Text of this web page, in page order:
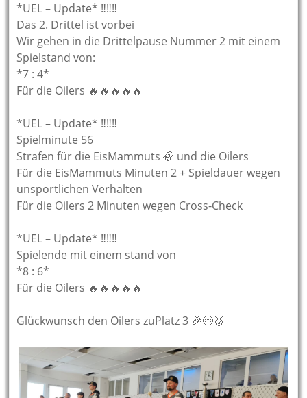
*UEL – Update* ‼️‼️‼️
Das 2. Drittel ist vorbei
Wir gehen in die Drittelpause Nummer 2 mit einem
Spielstand von:
*7 : 4*
Für die Oilers 🔥🔥🔥🔥🔥
*UEL – Update* ‼️‼️‼️
Spielminute 56
Strafen für die EisMammuts 🦣 und die Oilers
Für die EisMammuts Minuten 2 + Spieldauer wegen
unsportlichen Verhalten
Für die Oilers 2 Minuten wegen Cross-Check
*UEL – Update* ‼️‼️‼️
Spielende mit einem stand von
*8 : 6*
Für die Oilers 🔥🔥🔥🔥🔥
Glückwunsch den Oilers zuPlatz 3 🎉😊🥉